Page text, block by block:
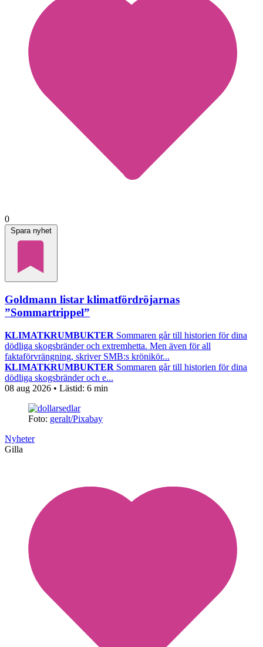
0
Spara nyhet
Goldmann listar klimatfördröjarnas
”Sommartrippel”
KLIMATKRUMBUKTER Sommaren går till historien för dina
dödliga skogsbränder och extremhetta. Men även för all
faktaförvrängning, skriver SMB:s krönikör...
KLIMATKRUMBUKTER Sommaren går till historien för dina
dödliga skogsbränder och e...
08 aug 2026 • Lästid: 6 min
Foto: geralt/Pixabay
Nyheter
Gilla